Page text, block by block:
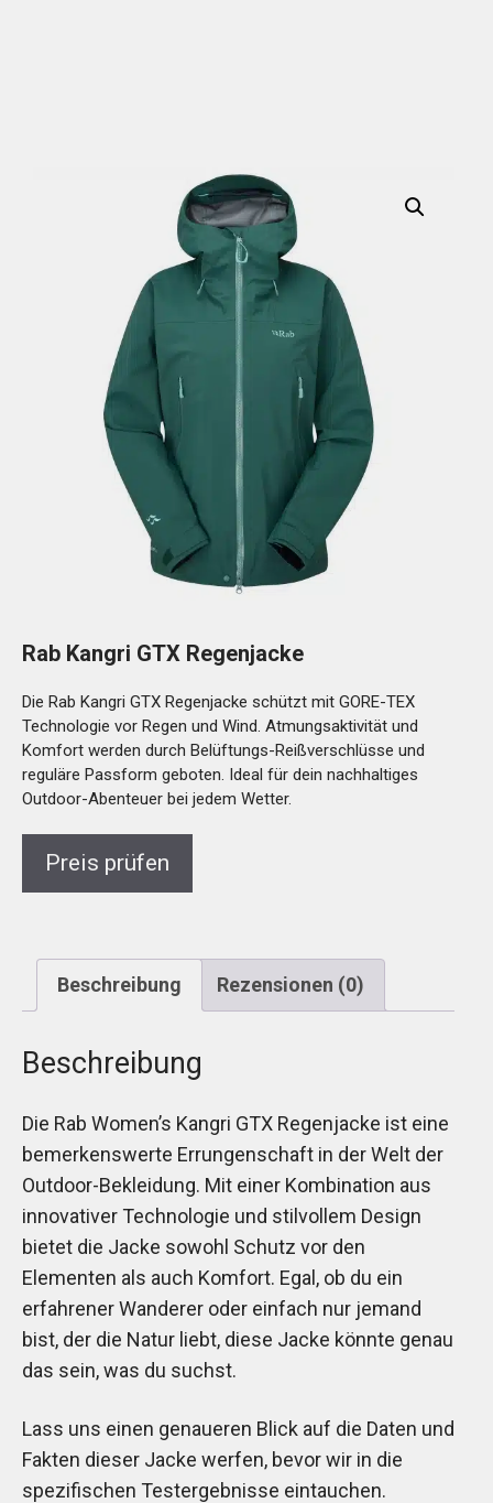
Rab Kangri GTX Regenjacke
Die Rab Kangri GTX Regenjacke schützt mit GORE-TEX
Technologie vor Regen und Wind. Atmungsaktivität und
Komfort werden durch Belüftungs-Reißverschlüsse und
reguläre Passform geboten. Ideal für dein nachhaltiges
Outdoor-Abenteuer bei jedem Wetter.
Preis prüfen
Beschreibung Rezensionen (0)
Beschreibung
Die Rab Women’s Kangri GTX Regenjacke ist eine
bemerkenswerte Errungenschaft in der Welt der
Outdoor-Bekleidung. Mit einer Kombination aus
innovativer Technologie und stilvollem Design
bietet die Jacke sowohl Schutz vor den
Elementen als auch Komfort. Egal, ob du ein
erfahrener Wanderer oder einfach nur jemand
bist, der die Natur liebt, diese Jacke könnte genau
das sein, was du suchst.
Lass uns einen genaueren Blick auf die Daten und
Fakten dieser Jacke werfen, bevor wir in die
spezifischen Testergebnisse eintauchen.